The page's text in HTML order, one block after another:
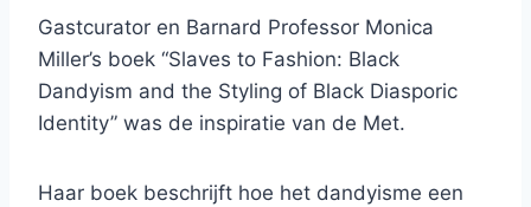
Gastcurator en Barnard Professor Monica
Miller’s boek “Slaves to Fashion: Black
Dandyism and the Styling of Black Diasporic
Identity” was de inspiratie van de Met.
Haar boek beschrijft hoe het dandyisme een